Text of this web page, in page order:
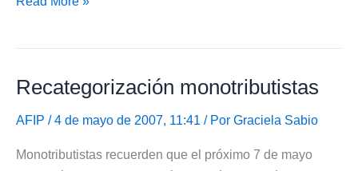
a
monotributistas
Recategorización monotributistas
AFIP / 4 de mayo de 2007, 11:41 / Por Graciela Sabio
Monotributistas recuerden que el próximo 7 de mayo